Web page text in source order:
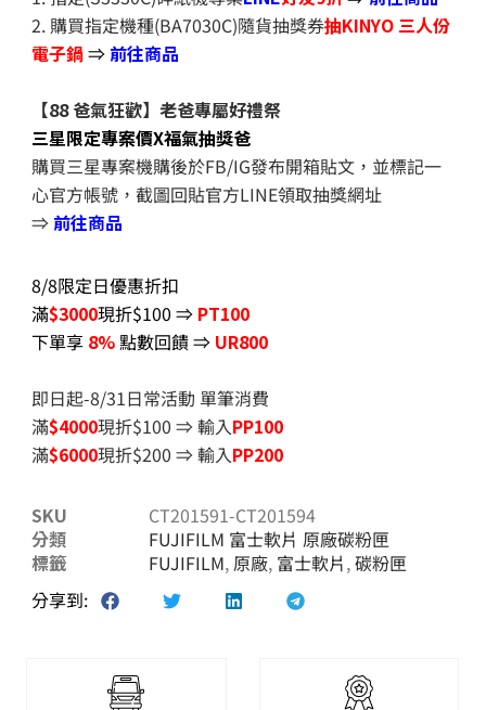
2. 購買指定機種(BA7030C)隨貨抽獎券抽KINYO 三人份
電子鍋⇒ 前往商品
【88 爸氣狂歡】老爸專屬好禮祭
三星限定專案價X福氣抽獎爸
購買三星專案機購後於FB/IG發布開箱貼文，並標記一
心官方帳號，截圖回貼官方LINE領取抽獎網址
⇒ 前往商品
8/8限定日優惠折扣
滿$3000現折$100 ⇒ PT100
下單享 8%點數回饋 ⇒ UR800
即日起-8/31日常活動 單筆消費
滿$4000現折$100 ⇒ 輸入PP100
滿$6000現折$200 ⇒ 輸入PP200
SKU
CT201591-CT201594
分類
FUJIFILM 富士軟片 原廠碳粉匣
標籤
FUJIFILM, 原廠, 富士軟片,碳粉匣
分享到: